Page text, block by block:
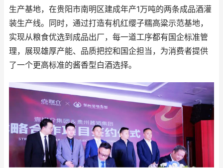
生产基地，在贵阳市南明区建成年产1万吨的两条成品酒灌
装生产线。同时，通过打造有机红缨子糯高粱示范基地，
实现从粮食优选到成品出厂，每一道工序都有国企标准管
理，展现雄厚产能、品质把控和国企担当，为消费者提供
了一个更高标准的酱香型白酒选择。